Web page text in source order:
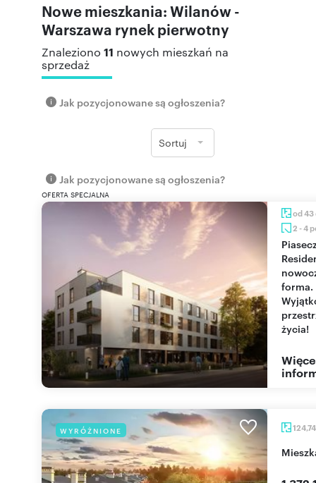
Nowe mieszkania: Wilanów -
Warszawa rynek pierwotny
Znaleziono 11 nowych mieszkań na
sprzedaż
Jak pozycjonowane są ogłoszenia?
Sortuj
Jak pozycjonowane są ogłoszenia?
OFERTA SPECJALNA
od 43
2 - 4
Piaseczno
forma.
życia!
WYRÓŻNIONE